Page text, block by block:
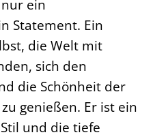
ein
Statement. Ein
die Welt mit
sich den
die Schönheit der
genießen. Er ist ein
und die tiefe